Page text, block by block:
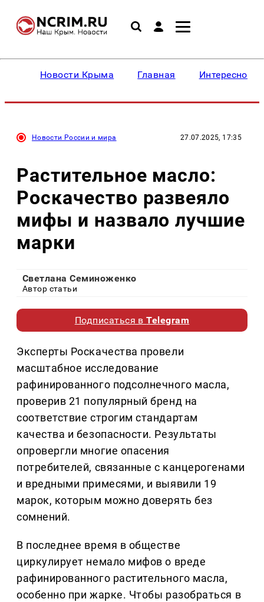
Новости Крыма Главная Интересное
Новости России и мира 27.07.2025, 17:35
Растительное масло:
Роскачество развеяло
мифы и назвало лучшие
марки
Светлана Семиноженко
Автор статьи
Подписаться вTelegram
Эксперты Роскачества провели
масштабное исследование
рафинированного подсолнечного масла,
проверив 21 популярный бренд на
соответствие строгим стандартам
качества и безопасности. Результаты
опровергли многие опасения
потребителей, связанные с канцерогенами
и вредными примесями, и выявили 19
марок, которым можно доверять без
сомнений.
В последнее время в обществе
циркулирует немало мифов о вреде
рафинированного растительного масла,
особенно при жарке. Чтобы разобраться в